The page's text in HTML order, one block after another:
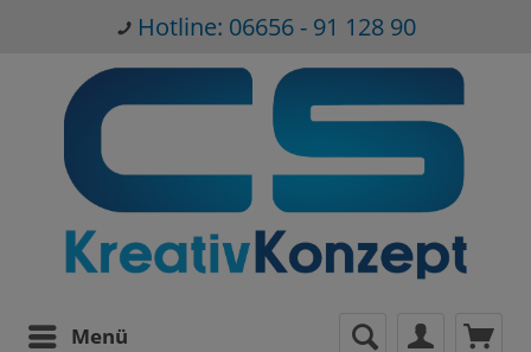
Hotline: 06656 - 91 128 90
Menü